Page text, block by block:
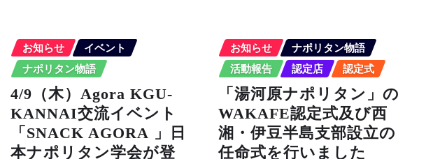
お知らせ
イベント
ナポリタン物語
4/9（木）Agora KGU-
KANNAI交流イベント
「SNACK AGORA 」日
本ナポリタン学会が登
お知らせ
ナポリタン物語
活動報告
認定店 認定式
「湯河原ナポリタン」の
WAKAFE認定式及び西
湘・伊豆半島支部設立の
任命式を行いました